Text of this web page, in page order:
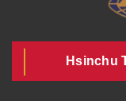
Hsinchu